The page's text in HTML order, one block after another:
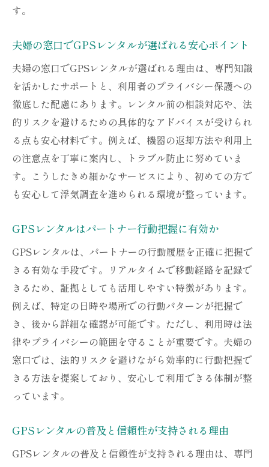
い方
GPSレンタルの記録を証拠にするコツと注
意点
裁判でも有効なGPSレンタル証拠の集め方
GPSレンタルで信頼できる証拠を残す方法
夫婦の窓口が推奨するGPS証拠活用の実践
法
バレずに調査を進めるためのGPSレンタル対策
GPSレンタルのバレにくい使い方と注意点
浮気調査でGPSレンタルがバレないための
GPSレンタル使用時に意識すべきバレ防止
策
バレずに調査したい人向けGPSレンタル活
用術
GPSアプリや超小型GPSの使い方とリスク
解説
夫婦の窓口が教えるGPSレンタルのバレ防
止法
GPSレンタルで費用を抑えて浮気調査を始
める方法
す。
夫婦の窓口でGPSレンタルが選ばれる安心ポイント
夫婦の窓口でGPSレンタルが選ばれる理由は、専門知識
を活かしたサポートと、利用者のプライバシー保護への
徹底した配慮にあります。レンタル前の相談対応や、法
的リスクを避けるための具体的なアドバイスが受けられ
る点も安心材料です。例えば、機器の返却方法や利用上
の注意点を丁寧に案内し、トラブル防止に努めていま
す。こうしたきめ細かなサービスにより、初めての方で
も安心して浮気調査を進められる環境が整っています。
GPSレンタルはパートナー行動把握に有効か
GPSレンタルは、パートナーの行動履歴を正確に把握で
きる有効な手段です。リアルタイムで移動経路を記録で
きるため、証拠としても活用しやすい特徴があります。
例えば、特定の日時や場所での行動パターンが把握で
き、後から詳細な確認が可能です。ただし、利用時は法
律やプライバシーの範囲を守ることが重要です。夫婦の
窓口では、法的リスクを避けながら効率的に行動把握で
きる方法を提案しており、安心して利用できる体制が整
っています。
GPSレンタルの普及と信頼性が支持される理由
GPSレンタルの普及と信頼性が支持される理由は、専門